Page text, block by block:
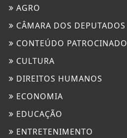
AGRO
CÂMARA DOS DEPUTADOS
CONTEÚDO PATROCINADO
CULTURA
DIREITOS HUMANOS
ECONOMIA
EDUCAÇÃO
ENTRETENIMENTO